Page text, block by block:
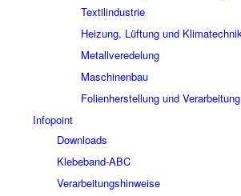
Textilindustrie
Heizung, Lüftung und
Metallveredelung
Maschinenbau
Folienherstellung und Verarbeitung
Infopoint
Downloads
Klebeband-ABC
Verarbeitungshinweise